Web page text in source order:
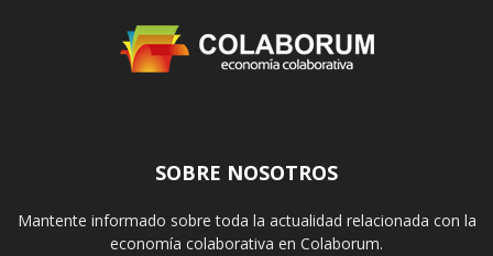
SOBRE NOSOTROS
Mantente informado sobre toda la actualidad relacionada con la
economía colaborativa en Colaborum.